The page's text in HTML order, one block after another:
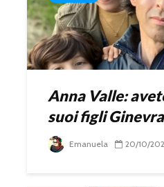
Anna Valle:
suoi figli
Emanuela 20/10/